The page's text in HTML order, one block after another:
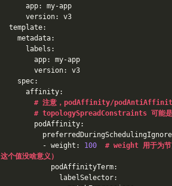
app: my-app
version: v3
template:
metadata:
labels:
app: my-app
version: v3
spec:
affinity:
# 注意，podAffinity/podAntiAffinity
# topologySpreadConstraints 可能是
podAffinity:
- weight: 100
# weight 用于为节
这个值没啥意义）
podAffinityTerm:
labelSelector: